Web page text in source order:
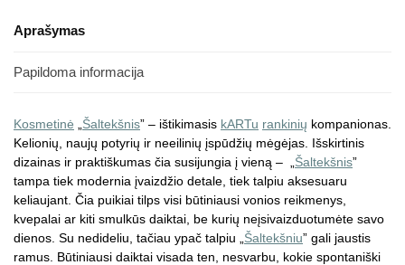
Aprašymas
Papildoma informacija
Kosmetinė Šaltekšnis” – ištikimasis kARTu rankinių kompanionas.
Kelionių, naujų potyrių ir neeilinių įspūdžių mėgėjas. Išskirtinis
dizainas ir praktiškumas čia susijungia į vieną – „ Šaltekšnis”
tampa tiek modernia įvaizdžio detale, tiek talpiu aksesuaru
keliaujant. Čia puikiai tilps visi būtiniausi vonios reikmenys,
kvepalai ar kiti smulkūs daiktai, be kurių neįsivaizduotumėte savo
dienos. Su nedideliu, tačiau ypač talpiu „ Šaltekšniu” gali jaustis
ramus. Būtiniausi daiktai visada ten, nesvarbu, kokie spontaniški